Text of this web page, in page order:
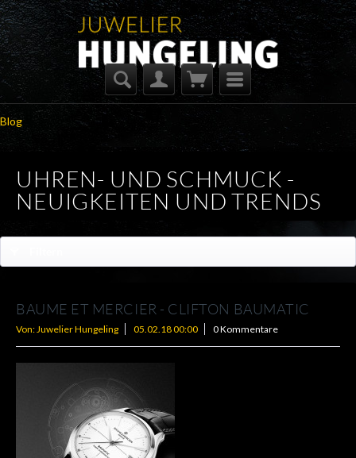
Blog
UHREN- UND SCHMUCK -
NEUIGKEITEN UND TRENDS
BAUME ET MERCIER - CLIFTON BAUMATIC
Von: Juwelier Hungeling 05.02.18 00:00 0 Kommentare